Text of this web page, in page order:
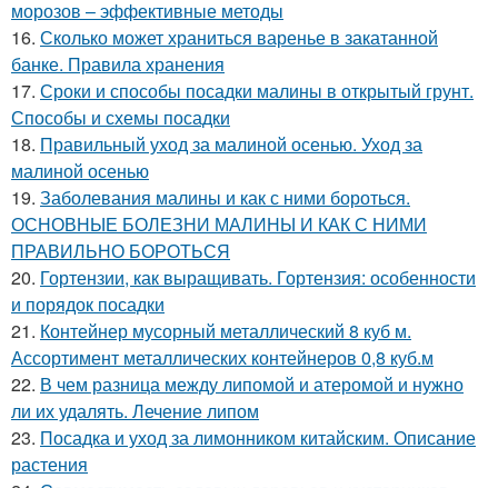
морозов – эффективные методы
16. Сколько может храниться варенье в закатанной
банке. Правила хранения
17. Сроки и способы посадки малины в открытый грунт.
Способы и схемы посадки
18. Правильный уход за малиной осенью. Уход за
малиной осенью
19. Заболевания малины и как с ними бороться.
ОСНОВНЫЕ БОЛЕЗНИ МАЛИНЫ И КАК С НИМИ
ПРАВИЛЬНО БОРОТЬСЯ
20. Гортензии, как выращивать. Гортензия: особенности
и порядок посадки
21. Контейнер мусорный металлический 8 куб м.
Ассортимент металлических контейнеров 0,8 куб.м
22. В чем разница между липомой и атеромой и нужно
ли их удалять. Лечение липом
23. Посадка и уход за лимонником китайским. Описание
растения